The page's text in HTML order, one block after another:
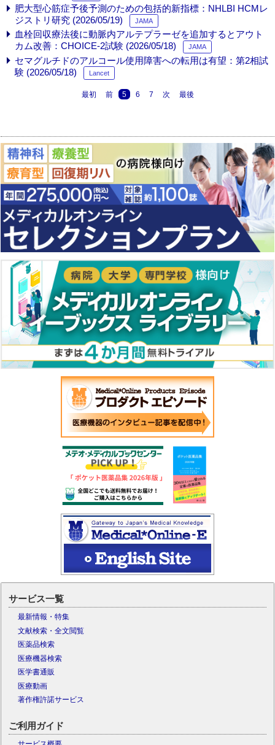
肥大型心筋症予後予測のための包括的新指標：NHLBI HCMレ
ジストリ研究 (2026/05/19)
JAMA
血栓回収療法後に動脈内アルテプラーゼを追加するとアウト
カム改善：CHOICE-2試験 (2026/05/18)
JAMA
セマグルチドのアルコール使用障害への転用は有望：第2相試
験 (2026/05/18)
Lancet
最初 前 5 6 7 次 最後
サービス一覧
最新情報・特集
文献検索・全文閲覧
医薬品検索
医療機器検索
医学書通販
医療動画
著作権許諾サービス
ご利用ガイド